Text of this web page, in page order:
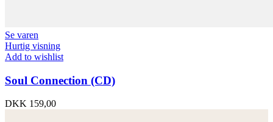
Se varen
Hurtig visning
Add to wishlist
Soul Connection (CD)
DKK 159,00